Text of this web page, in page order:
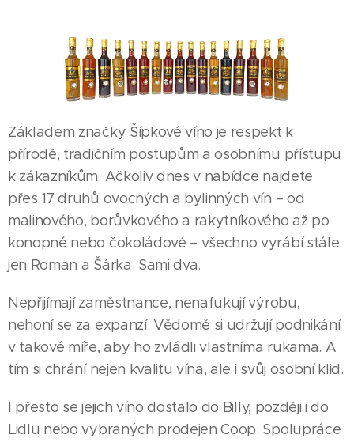
Základem značky Šípkové víno je respekt k
přírodě, tradičním postupům a osobnímu přístupu
k zákazníkům. Ačkoliv dnes v nabídce najdete
přes 17 druhů ovocných a bylinných vín – od
malinového, borůvkového a rakytníkového až po
konopné nebo čokoládové – všechno vyrábí stále
jen Roman a Šárka. Sami dva.
Nepřijímají zaměstnance, nenafukují výrobu,
nehoní se za expanzí. Vědomě si udržují podnikání
v takové míře, aby ho zvládli vlastníma rukama. A
tím si chrání nejen kvalitu vína, ale i svůj osobní klid.
I přesto se jejich víno dostalo do Billy, později i do
Lidlu nebo vybraných prodejen Coop. Spolupráce